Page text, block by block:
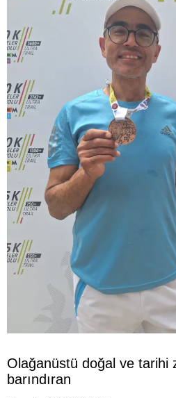
Olağanüstü doğal ve tarihi
barındıran